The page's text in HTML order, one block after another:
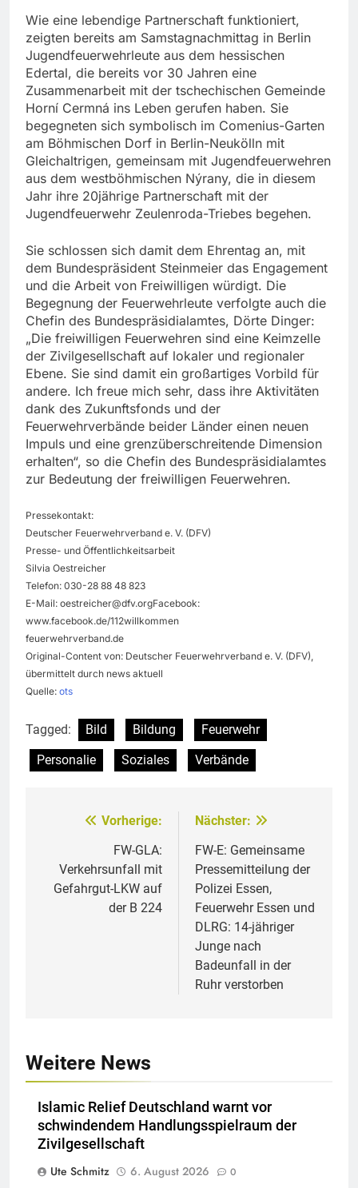
Wie eine lebendige Partnerschaft funktioniert,
zeigten bereits am Samstagnachmittag in Berlin
Jugendfeuerwehrleute aus dem hessischen
Edertal, die bereits vor 30 Jahren eine
Zusammenarbeit mit der tschechischen Gemeinde
Horní Cermná ins Leben gerufen haben. Sie
begegneten sich symbolisch im Comenius-Garten
am Böhmischen Dorf in Berlin-Neukölln mit
Gleichaltrigen, gemeinsam mit Jugendfeuerwehren
aus dem westböhmischen Nýrany, die in diesem
Jahr ihre 20jährige Partnerschaft mit der
Jugendfeuerwehr Zeulenroda-Triebes begehen.
Sie schlossen sich damit dem Ehrentag an, mit
dem Bundespräsident Steinmeier das Engagement
und die Arbeit von Freiwilligen würdigt. Die
Begegnung der Feuerwehrleute verfolgte auch die
Chefin des Bundespräsidialamtes, Dörte Dinger:
„Die freiwilligen Feuerwehren sind eine Keimzelle
der Zivilgesellschaft auf lokaler und regionaler
Ebene. Sie sind damit ein großartiges Vorbild für
andere. Ich freue mich sehr, dass ihre Aktivitäten
dank des Zukunftsfonds und der
Feuerwehrverbände beider Länder einen neuen
Impuls und eine grenzüberschreitende Dimension
erhalten“, so die Chefin des Bundespräsidialamtes
zur Bedeutung der freiwilligen Feuerwehren.
Pressekontakt:
Deutscher Feuerwehrverband e. V. (DFV)
Presse- und Öffentlichkeitsarbeit
Silvia Oestreicher
Telefon: 030-28 88 48 823
E-Mail: oestreicher@dfv.orgFacebook:
www.facebook.de/112willkommen
feuerwehrverband.de
Original-Content von: Deutscher Feuerwehrverband e. V. (DFV),
übermittelt durch news aktuell
Quelle: ots
Tagged: Bild Bildung
Feuerwehr
Personalie
Soziales Verbände
Beitragsnavigation
Vorherige:
FW-GLA:
Verkehrsunfall mit
Gefahrgut-LKW auf
der B 224
Nächster:
FW-E: Gemeinsame
Pressemitteilung der
Polizei Essen,
Feuerwehr Essen und
DLRG: 14-jähriger
Junge nach
Badeunfall in der
Ruhr verstorben
Weitere News
Islamic Relief Deutschland warnt vor
schwindendem Handlungsspielraum der
Zivilgesellschaft
Ute Schmitz
6. August 2026 0